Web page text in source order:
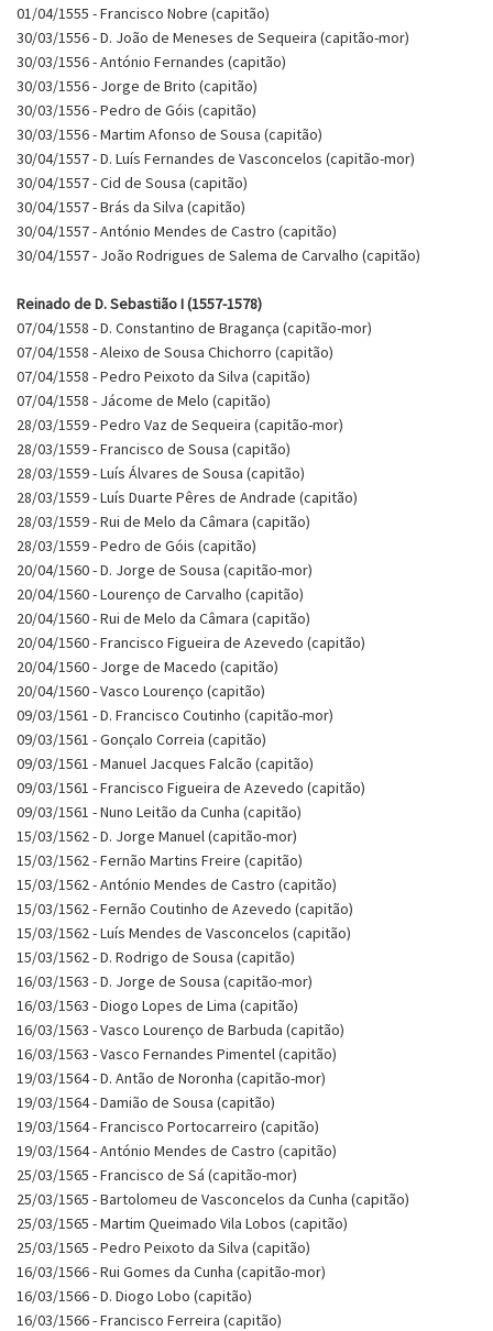
01/04/1555 - Francisco Nobre (capitão)
30/03/1556 - D. João de Meneses de Sequeira (capitão-mor)
30/03/1556 - António Fernandes (capitão)
30/03/1556 - Jorge de Brito (capitão)
30/03/1556 - Pedro de Góis (capitão)
30/03/1556 - Martim Afonso de Sousa (capitão)
30/04/1557 - D. Luís Fernandes de Vasconcelos (capitão-mor)
30/04/1557 - Cid de Sousa (capitão)
30/04/1557 - Brás da Silva (capitão)
30/04/1557 - António Mendes de Castro (capitão)
30/04/1557 - João Rodrigues de Salema de Carvalho (capitão)
Reinado de D. Sebastião I (1557-1578)
07/04/1558 - D. Constantino de Bragança (capitão-mor)
07/04/1558 - Aleixo de Sousa Chichorro (capitão)
07/04/1558 - Pedro Peixoto da Silva (capitão)
07/04/1558 - Jácome de Melo (capitão)
28/03/1559 - Pedro Vaz de Sequeira (capitão-mor)
28/03/1559 - Francisco de Sousa (capitão)
28/03/1559 - Luís Álvares de Sousa (capitão)
28/03/1559 - Luís Duarte Pêres de Andrade (capitão)
28/03/1559 - Rui de Melo da Câmara (capitão)
28/03/1559 - Pedro de Góis (capitão)
20/04/1560 - D. Jorge de Sousa (capitão-mor)
20/04/1560 - Lourenço de Carvalho (capitão)
20/04/1560 - Rui de Melo da Câmara (capitão)
20/04/1560 - Francisco Figueira de Azevedo (capitão)
20/04/1560 - Jorge de Macedo (capitão)
20/04/1560 - Vasco Lourenço (capitão)
09/03/1561 - D. Francisco Coutinho (capitão-mor)
09/03/1561 - Gonçalo Correia (capitão)
09/03/1561 - Manuel Jacques Falcão (capitão)
09/03/1561 - Francisco Figueira de Azevedo (capitão)
09/03/1561 - Nuno Leitão da Cunha (capitão)
15/03/1562 - D. Jorge Manuel (capitão-mor)
15/03/1562 - Fernão Martins Freire (capitão)
15/03/1562 - António Mendes de Castro (capitão)
15/03/1562 - Fernão Coutinho de Azevedo (capitão)
15/03/1562 - Luís Mendes de Vasconcelos (capitão)
15/03/1562 - D. Rodrigo de Sousa (capitão)
16/03/1563 - D. Jorge de Sousa (capitão-mor)
16/03/1563 - Diogo Lopes de Lima (capitão)
16/03/1563 - Vasco Lourenço de Barbuda (capitão)
16/03/1563 - Vasco Fernandes Pimentel (capitão)
19/03/1564 - D. Antão de Noronha (capitão-mor)
19/03/1564 - Damião de Sousa (capitão)
19/03/1564 - Francisco Portocarreiro (capitão)
19/03/1564 - António Mendes de Castro (capitão)
25/03/1565 - Francisco de Sá (capitão-mor)
25/03/1565 - Bartolomeu de Vasconcelos da Cunha (capitão)
25/03/1565 - Martim Queimado Vila Lobos (capitão)
25/03/1565 - Pedro Peixoto da Silva (capitão)
16/03/1566 - Rui Gomes da Cunha (capitão-mor)
16/03/1566 - D. Diogo Lobo (capitão)
16/03/1566 - Francisco Ferreira (capitão)